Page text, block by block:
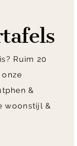
Ruim 20
&
woonstijl &